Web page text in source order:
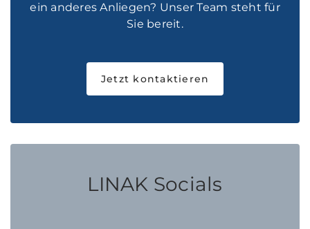
ein anderes Anliegen? Unser Team steht für
Sie bereit.
Jetzt kontaktieren
LINAK Socials